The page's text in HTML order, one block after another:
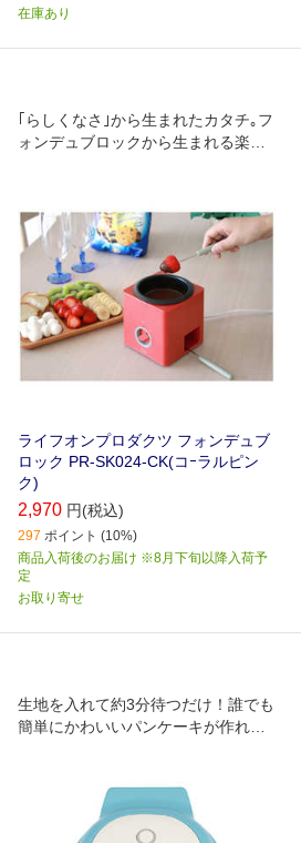
在庫あり
｢らしくなさ｣から生まれたカタチ｡フ
ォンデュブロックから生まれる楽し
ライフオンプロダクツ フォンデュブ
ロック PR-SK024-CK(コｰラルピン
ク)
2,970 円(税込)
297 ポイント (10%)
商品入荷後のお届け ※8月下旬以降入荷予
定
お取り寄せ
生地を入れて約3分待つだけ！誰でも
簡単にかわいいパンケーキが作れま